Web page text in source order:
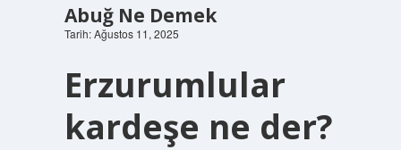
Abuğ Ne Demek
Tarih: Ağustos 11, 2025
Erzurumlular
kardeşe ne der?